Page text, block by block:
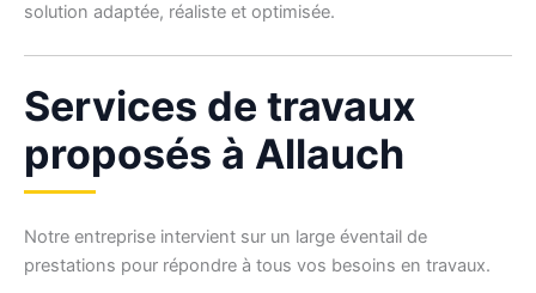
solution adaptée, réaliste et optimisée.
Services de travaux
proposés à Allauch
Notre entreprise intervient sur un large éventail de
prestations pour répondre à tous vos besoins en travaux.